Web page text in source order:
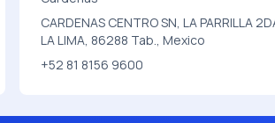
CARDENAS CENTRO SN, LA PARRILLA
LA LIMA, 86288 Tab., Mexico
+52 81 8156 9600